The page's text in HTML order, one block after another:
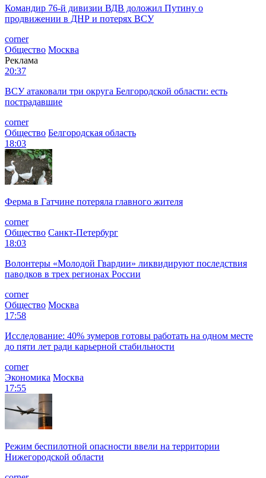
Командир 76-й дивизии ВДВ доложил Путину о
продвижении в ДНР и потерях ВСУ
corner
Общество Москва
Реклама
20:37
ВСУ атаковали три округа Белгородской области: есть
пострадавшие
corner
Общество Белгородская область
18:03
Ферма в Гатчине потеряла главного жителя
corner
Общество Санкт-Петербург
18:03
Волонтеры «Молодой Гвардии» ликвидируют последствия
паводков в трех регионах России
corner
Общество Москва
17:58
Исследование: 40% зумеров готовы работать на одном месте
до пяти лет ради карьерной стабильности
corner
Экономика Москва
17:55
Режим беспилотной опасности ввели на территории
Нижегородской области